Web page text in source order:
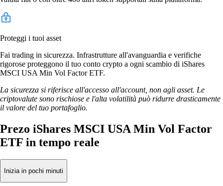
Proteggi i tuoi asset
Fai trading in sicurezza. Infrastrutture all'avanguardia e verifiche
rigorose proteggono il tuo conto crypto a ogni scambio di iShares
MSCI USA Min Vol Factor ETF.
La sicurezza si riferisce all'accesso all'account, non agli asset. Le
criptovalute sono rischiose e l'alta volatilità può ridurre drasticamente
il valore del tuo portafoglio.
Prezo iShares MSCI USA Min Vol Factor
ETF in tempo reale
Inizia in pochi minuti